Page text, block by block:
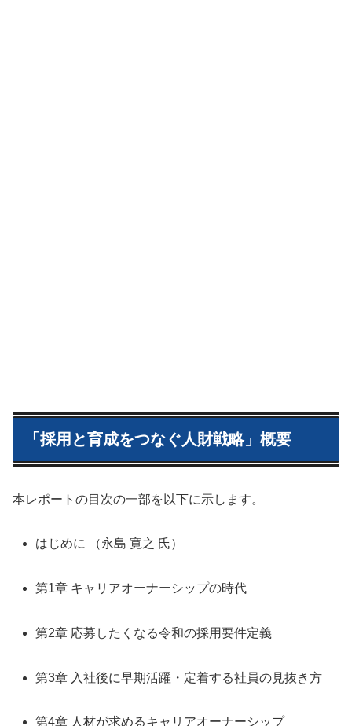
「採用と育成をつなぐ人財戦略」概要
本レポートの目次の一部を以下に示します。
はじめに （永島 寛之 氏）
第1章 キャリアオーナーシップの時代
第2章 応募したくなる令和の採用要件定義
第3章 入社後に早期活躍・定着する社員の見抜き方
第4章 人材が求めるキャリアオーナーシップ